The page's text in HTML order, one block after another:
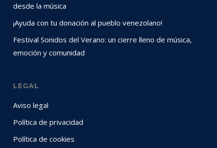
desde la música
¡Ayuda con tu donación al pueblo venezolano!
Festival Sonidos del Verano: un cierre lleno de música,
emoción y comunidad
LEGAL
Aviso legal
Política de privacidad
Política de cookies